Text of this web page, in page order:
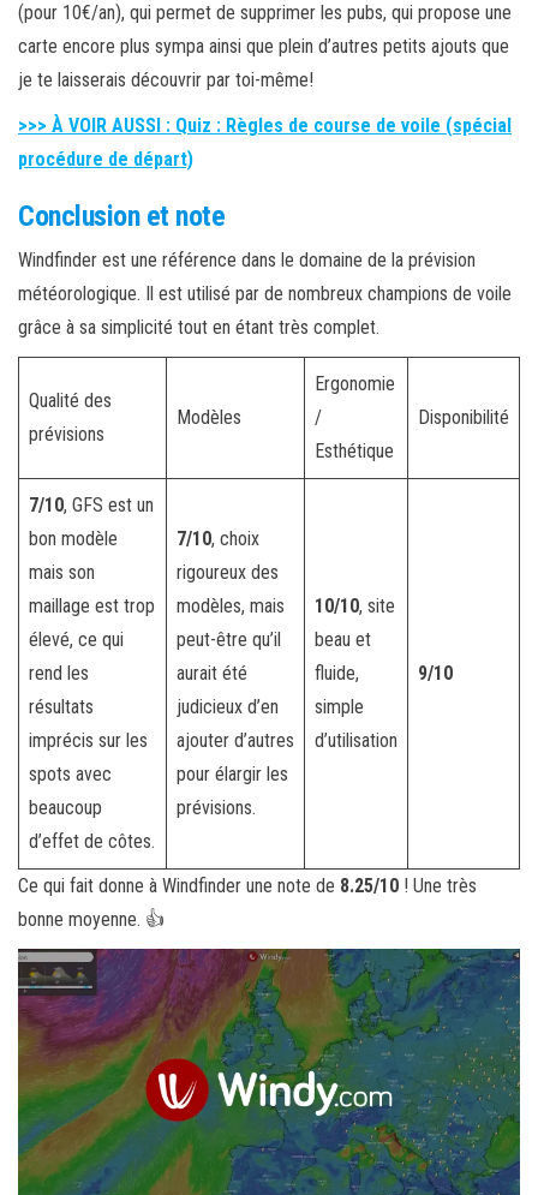
(pour 10€/an), qui permet de supprimer les pubs, qui propose une
carte encore plus sympa ainsi que plein d’autres petits ajouts que
je te laisserais découvrir par toi-même!
>>> À VOIR AUSSI : Quiz : Règles de course de voile (spécial
procédure de départ)
Conclusion et note
Windfinder est une référence dans le domaine de la prévision
météorologique. Il est utilisé par de nombreux champions de voile
grâce à sa simplicité tout en étant très complet.
Qualité des
prévisions
Modèles
Ergonomie
/
Esthétique
Disponibilité
7/10, GFS est un
bon modèle
mais son
maillage est trop
élevé, ce qui
rend les
résultats
imprécis sur les
spots avec
beaucoup
d’effet de côtes.
7/10, choix
rigoureux des
modèles, mais
peut-être qu’il
aurait été
judicieux d’en
ajouter d’autres
pour élargir les
prévisions.
10/10, site
beau et
fluide,
simple
d’utilisation
9/10
Ce qui fait donne à Windfinder une note de 8.25/10 ! Une très
bonne moyenne. 👍